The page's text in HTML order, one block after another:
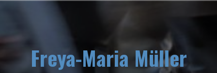
Freya-Maria Müller